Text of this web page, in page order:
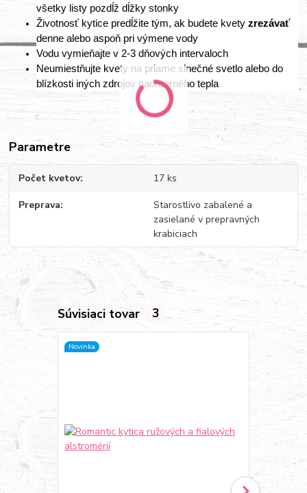
všetky listy pozdĺž dĺžky stonky
Životnosť kytice predĺžite tým, ak budete kvetyzrezávať
denne alebo aspoň pri výmene vody
Vodu vymieňajte v 2-3 dňových intervaloch
Neumiestňujte kvety na priame slnečné svetlo alebo do
blízkosti iných zdrojov nadmerného tepla
Parametre
Počet kvetov 17 ks
Preprava
Starostlivo zabalené a
zasielané v prepravných
krabiciach
Súvisiaci tovar 3
Novinka